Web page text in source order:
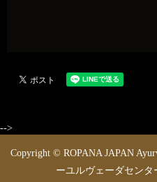
-->
Copyright © ROPANA JAPAN
ーユルヴェーダセンタ